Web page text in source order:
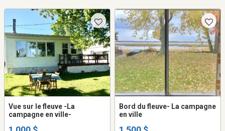
Vue sur le fleuve -La
campagne en ville-
Bord du fleuve- La campagne
en ville